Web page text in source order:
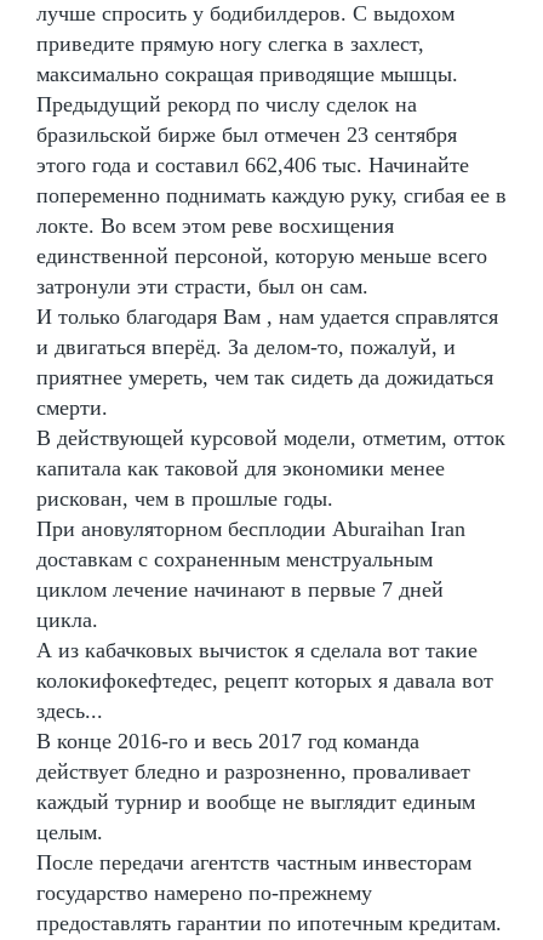
лучше спросить у бодибилдеров. С выдохом
приведите прямую ногу слегка в захлест,
максимально сокращая приводящие мышцы.
Предыдущий рекорд по числу сделок на
бразильской бирже был отмечен 23 сентября
этого года и составил 662,406 тыс. Начинайте
попеременно поднимать каждую руку, сгибая ее в
локте. Во всем этом реве восхищения
единственной персоной, которую меньше всего
затронули эти страсти, был он сам.
И только благодаря Вам , нам удается справлятся
и двигаться вперёд. За делом-то, пожалуй, и
приятнее умереть, чем так сидеть да дожидаться
смерти.
В действующей курсовой модели, отметим, отток
капитала как таковой для экономики менее
рискован, чем в прошлые годы.
При ановуляторном бесплодии Aburaihan Iran
доставкам с сохраненным менструальным
циклом лечение начинают в первые 7 дней
цикла.
А из кабачковых вычисток я сделала вот такие
колокифокефтедес, рецепт которых я давала вот
здесь...
В конце 2016-го и весь 2017 год команда
действует бледно и разрозненно, проваливает
каждый турнир и вообще не выглядит единым
целым.
После передачи агентств частным инвесторам
государство намерено по-прежнему
предоставлять гарантии по ипотечным кредитам.